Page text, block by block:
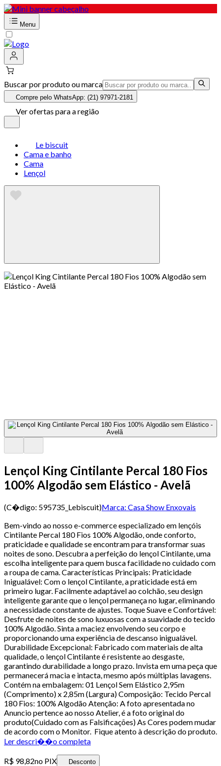
Menu
Buscar por produto ou marca
Compre pelo WhatsApp: (21) 97971-2181
Ver ofertas para a região
Le biscuit
Cama e banho
Cama
Lençol
Lençol King Cintilante Percal 180 Fios
100% Algodão sem Elástico - Avelã
(C�digo: 595735_Lebiscuit)Marca: Casa Show Enxovais
Bem-vindo ao nosso e-commerce especializado em lençóis
Cintilante Percal 180 Fios 100% Algodão, onde conforto,
praticidade e qualidade se encontram para transformar suas
noites de sono. Descubra a perfeição do lençol Cintilante, uma
escolha inteligente para quem busca facilidade no cuidado com
a roupa de cama. Características Principais: Praticidade
Inigualável: Com o lençol Cintilante, a praticidade está em
primeiro lugar. Facilmente adaptável ao colchão, seu design
inteligente garante que o lençol permaneça no lugar, eliminando
a necessidade constante de ajustes. Toque Suave e Confortável:
Desfrute de noites de sono luxuosas com a suavidade do tecido
100% Algodão. Sinta a maciez envolvendo seu corpo e
proporcionando uma experiência de descanso inigualável.
Durabilidade Excepcional: Fabricado com materiais de alta
qualidade, o lençol Cintilante é resistente ao desgaste,
garantindo durabilidade a longo prazo. Invista em uma peça que
permanecerá macia e intacta, mesmo após múltiplas lavagens.
Contém na embalagem: 01 Lençol Sem Elástico 2,95m
(Comprimento) x 2,85m (Largura) Composição: Tecido Percal
180 Fios: 100% Algodão Atenção: A foto apresentada no
Anuncio pertence ao nosso Atelier, é a foto original do
produto(Cuidado com as Falsificações) As Cores podem mudar
de acordo com o Monitor. Fique atento à descrição do produto.
Ler descri��o completa
R$ 98,82no PIX Desconto